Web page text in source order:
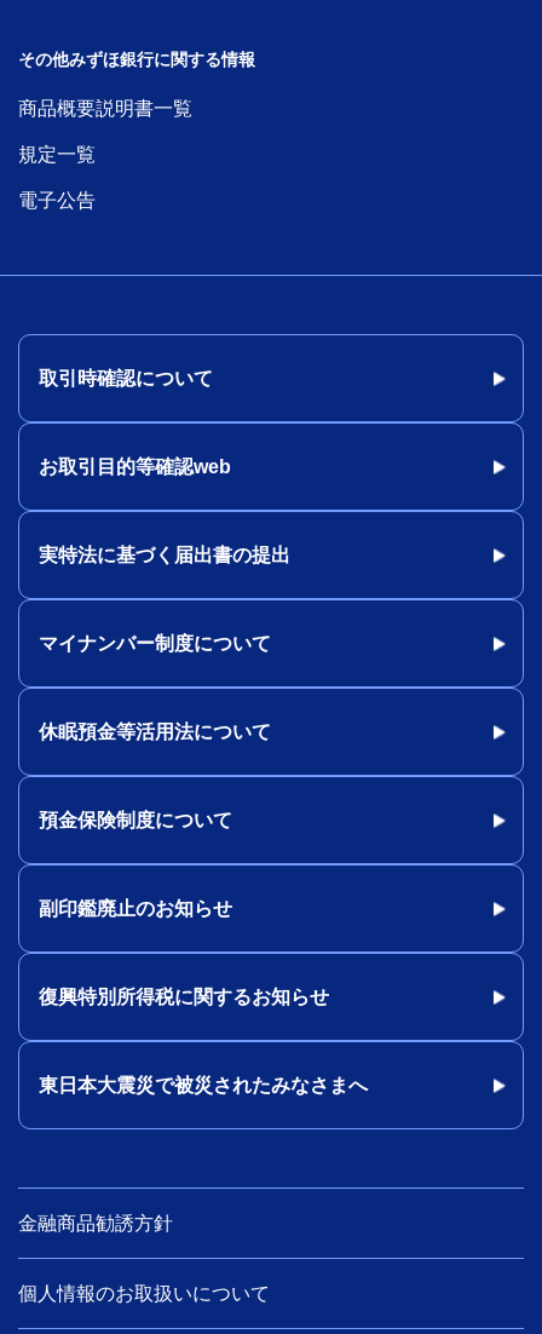
その他みずほ銀行に関する情報
商品概要説明書一覧
規定一覧
電子公告
取引時確認について
お取引目的等確認web
実特法に基づく届出書の提出
マイナンバー制度について
休眠預金等活用法について
預金保険制度について
副印鑑廃止のお知らせ
復興特別所得税に関するお知らせ
東日本大震災で被災されたみなさまへ
金融商品勧誘方針
個人情報のお取扱いについて